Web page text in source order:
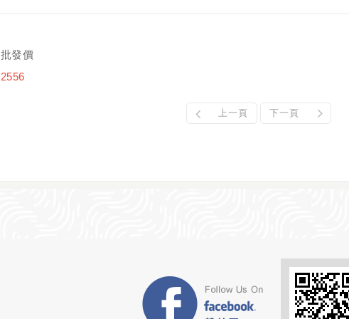
批發價
2556
上一頁 下一頁